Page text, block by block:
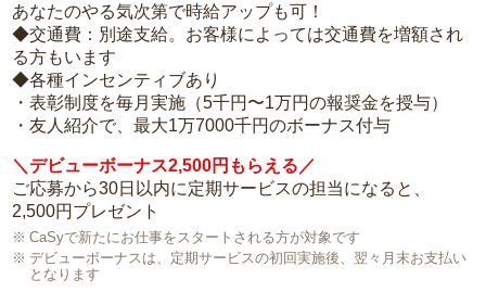
あなたのやる気次第で時給アップも可！
◆交通費：別途支給。お客様によっては交通費を増額され
る方もいます
◆各種インセンティブあり
・表彰制度を毎月実施（5千円〜1万円の報奨金を授与）
・友人紹介で、最大1万7000千円のボーナス付与
＼デビューボーナス2,500円もらえる／
ご応募から30日以内に定期サービスの担当になると、
2,500円プレゼント
CaSyで新たにお仕事をスタートされる方が対象です
デビューボーナスは、定期サービスの初回実施後、翌々月末お支払い
となります